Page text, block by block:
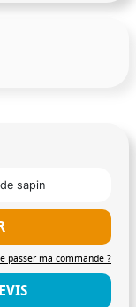
sapin
passer ma commande ?